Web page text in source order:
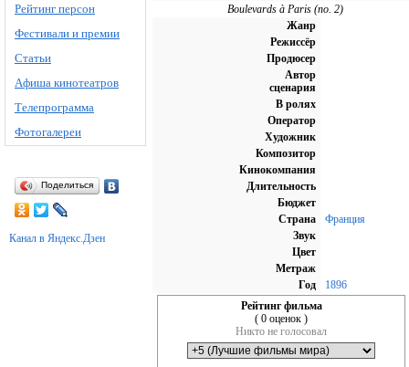
Рейтинг персон
Фестивали и премии
Статьи
Афиша кинотеатров
Телепрограмма
Фотогалереи
Поделиться
Канал в Яндекс.Дзен
Boulevards à Paris (no. 2)
Жанр
Режиссёр
Продюсер
Автор
сценария
В ролях
Оператор
Художник
Композитор
Кинокомпания
Длительность
Бюджет
Страна
Франция
Звук
Цвет
Метраж
Год
1896
Рейтинг фильма
( 0 оценок )
Никто не голосовал